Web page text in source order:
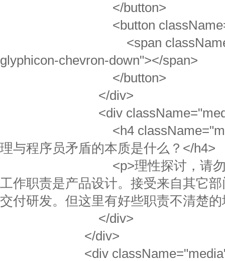
</button>
<button className="btn
<span
glyphicon-chevron-down"></span>
</button>
</div>
<div
<h4 className="media-
理与程序员矛盾的本质是什么？</h4>
<p>理性探讨，请勿撕逼
工作职责是产品设计。接受来自其它
交付研发。但这里有好些职责不清楚
</div>
</div>
<div